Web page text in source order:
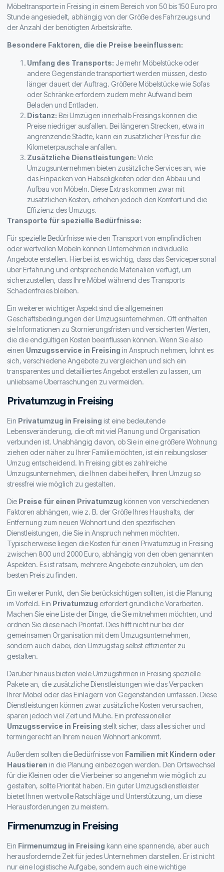
Möbeltransporte in Freising in einem Bereich von 50 bis 150 Euro pro
Stunde angesiedelt, abhängig von der Größe des Fahrzeugs und
der Anzahl der benötigten Arbeitskräfte.
Besondere Faktoren, die die Preise beeinflussen:
Umfang des Transports: Je mehr Möbelstücke oder
andere Gegenstände transportiert werden müssen, desto
länger dauert der Auftrag. Größere Möbelstücke wie Sofas
oder Schränke erfordern zudem mehr Aufwand beim
Beladen und Entladen.
Distanz: Bei Umzügen innerhalb Freisings können die
Preise niedriger ausfallen. Bei längeren Strecken, etwa in
angrenzende Städte, kann ein zusätzlicher Preis für die
Kilometerpauschale anfallen.
Zusätzliche Dienstleistungen: Viele
Umzugsunternehmen bieten zusätzliche Services an, wie
das Einpacken von Habseligkeiten oder den Abbau und
Aufbau von Möbeln. Diese Extras kommen zwar mit
zusätzlichen Kosten, erhöhen jedoch den Komfort und die
Effizienz des Umzugs.
Transporte für spezielle Bedürfnisse:
Für spezielle Bedürfnisse wie den Transport von empfindlichen
oder wertvollen Möbeln können Unternehmen individuelle
Angebote erstellen. Hierbei ist es wichtig, dass das Servicepersonal
über Erfahrung und entsprechende Materialien verfügt, um
sicherzustellen, dass Ihre Möbel während des Transports
Schadenfreies bleiben.
Ein weiterer wichtiger Aspekt sind die allgemeinen
Geschäftsbedingungen der Umzugsunternehmen. Oft enthalten
sie Informationen zu Stornierungsfristen und versicherten Werten,
die die endgültigen Kosten beeinflussen können. Wenn Sie also
einen Umzugsservice in Freising in Anspruch nehmen, lohnt es
sich, verschiedene Angebote zu vergleichen und sich ein
transparentes und detailliertes Angebot erstellen zu lassen, um
unliebsame Überraschungen zu vermeiden.
Privatumzug in Freising
Ein Privatumzug in Freising ist eine bedeutende
Lebensveränderung, die oft mit viel Planung und Organisation
verbunden ist. Unabhängig davon, ob Sie in eine größere Wohnung
ziehen oder näher zu Ihrer Familie möchten, ist ein reibungsloser
Umzug entscheidend. In Freising gibt es zahlreiche
Umzugsunternehmen, die Ihnen dabei helfen, Ihren Umzug so
stressfrei wie möglich zu gestalten.
Die Preise für einen Privatumzug können von verschiedenen
Faktoren abhängen, wie z. B. der Größe Ihres Haushalts, der
Entfernung zum neuen Wohnort und den spezifischen
Dienstleistungen, die Sie in Anspruch nehmen möchten.
Typischerweise liegen die Kosten für einen Privatumzug in Freising
zwischen 800 und 2000 Euro, abhängig von den oben genannten
Aspekten. Es ist ratsam, mehrere Angebote einzuholen, um den
besten Preis zu finden.
Ein weiterer Punkt, den Sie berücksichtigen sollten, ist die Planung
im Vorfeld. Ein Privatumzug erfordert gründliche Vorarbeiten.
Machen Sie eine Liste der Dinge, die Sie mitnehmen möchten, und
ordnen Sie diese nach Priorität. Dies hilft nicht nur bei der
gemeinsamen Organisation mit dem Umzugsunternehmen,
sondern auch dabei, den Umzugstag selbst effizienter zu
gestalten.
Darüber hinaus bieten viele Umzugsfirmen in Freising spezielle
Pakete an, die zusätzliche Dienstleistungen wie das Verpacken
Ihrer Möbel oder das Einlagern von Gegenständen umfassen. Diese
Dienstleistungen können zwar zusätzliche Kosten verursachen,
sparen jedoch viel Zeit und Mühe. Ein professioneller
Umzugsservice in Freising stellt sicher, dass alles sicher und
termingerecht an Ihrem neuen Wohnort ankommt.
Außerdem sollten die Bedürfnisse von Familien mit Kindern oder
Haustieren in die Planung einbezogen werden. Den Ortswechsel
für die Kleinen oder die Vierbeiner so angenehm wie möglich zu
gestalten, sollte Priorität haben. Ein guter Umzugsdienstleister
bietet Ihnen wertvolle Ratschläge und Unterstützung, um diese
Herausforderungen zu meistern.
Firmenumzug in Freising
Ein Firmenumzug in Freising kann eine spannende, aber auch
herausfordernde Zeit für jedes Unternehmen darstellen. Er ist nicht
nur eine logistische Aufgabe, sondern auch eine wichtige